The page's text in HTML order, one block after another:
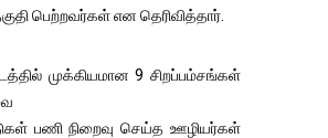
பெற்றவர்கள் என தெரிவித்தார்.
முக்கியமான 9 சிறப்பம்சங்கள்
பணி நிறைவு செய்த ஊழியர்கள்